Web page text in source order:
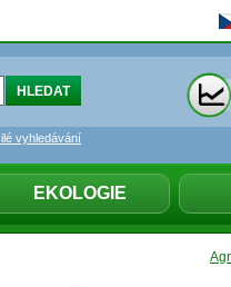
EKOLOGIE
vyhledávání